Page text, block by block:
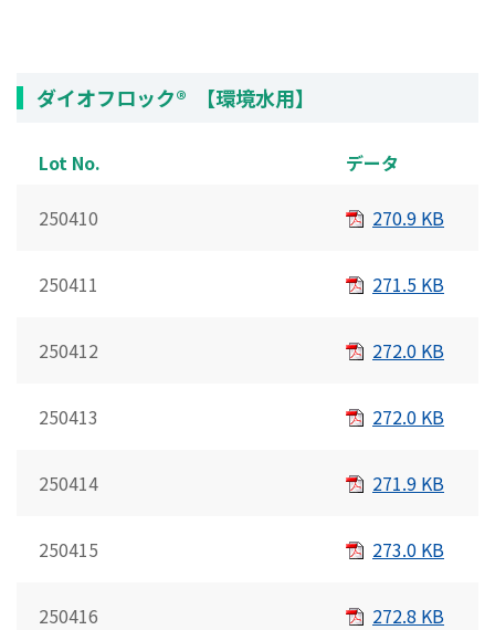
ダイオフロック® 【環境水用】
Lot No. データ
250410 270.9 KB
250411 271.5 KB
250412 272.0 KB
250413 272.0 KB
250414 271.9 KB
250415 273.0 KB
250416 272.8 KB